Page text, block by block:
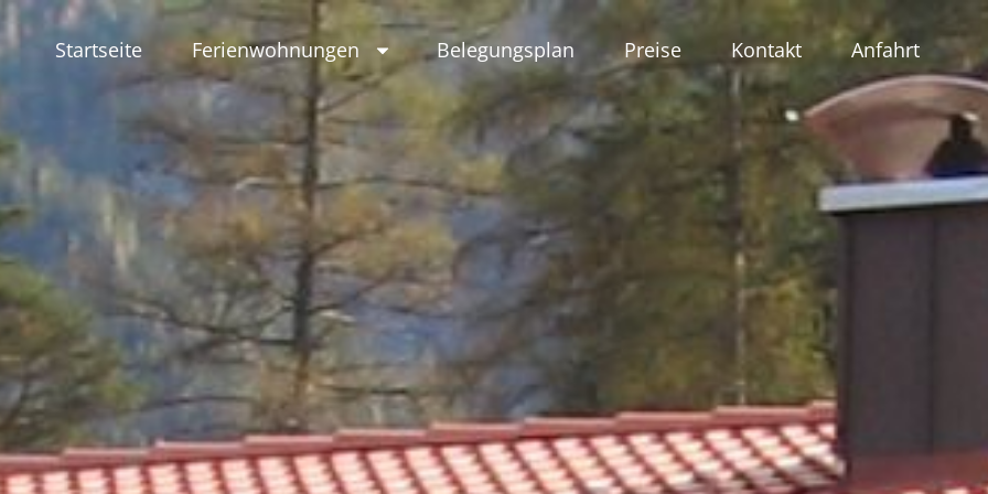
Skip
to
Startseite Ferienwohnungen Belegungsplan Preise Kontakt Anfahrt